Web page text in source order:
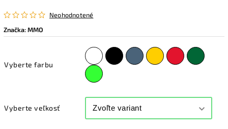
Neohodnotené
Značka:MMO
Vyberte farbu
Vyberte veľkosť